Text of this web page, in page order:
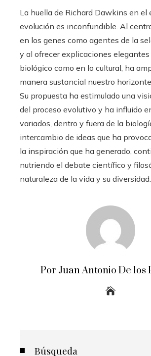
La huella de Richard Dawkins en el
evolución es inconfundible. Al
en los genes como agentes de la
y al ofrecer explicaciones
biológico como en lo cultural, ha
manera sustancial nuestro
Su propuesta ha estimulado una
del proceso evolutivo y ha influido
variados, dentro y fuera de la
intercambio de ideas que ha
la inspiración que ha generado,
nutriendo el debate científico y
naturaleza de la vida y su diversidad.
Por Juan Antonio De los
Búsqueda